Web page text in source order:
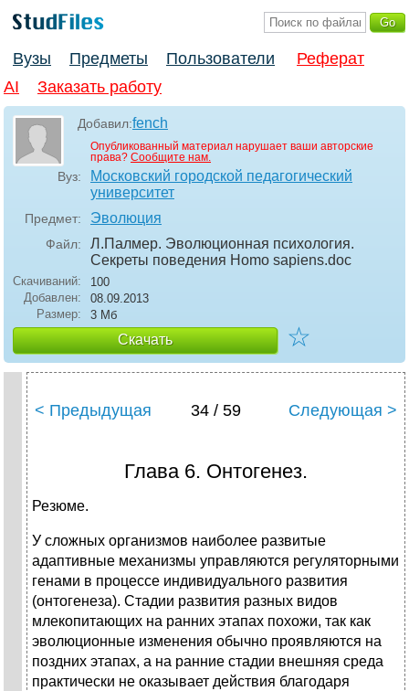
Вузы Предметы Пользователи
Реферат
AI
Заказать работу
Добавил:fench
Опубликованный материал нарушает ваши авторские
права? Сообщите нам.
Вуз:
Московский городской педагогический
университет
Предмет: Эволюция
Файл:
Л.Палмер. Эволюционная психология.
Секреты поведения Homo sapiens.doc
Скачиваний:
100
Добавлен:
08.09.2013
Размер:
3 Мб
Скачать ☆
< Предыдущая 34 / 59 Следующая >
Глава 6. Онтогенез.
Резюме.
У сложных организмов наиболее развитые
адаптивные механизмы управляются регуляторными
генами в процессе индивидуального развития
(онтогенеза). Стадии развития разных видов
млекопитающих на ранних этапах похожи, так как
эволюционные изменения обычно проявляются на
поздних этапах, а на ранние стадии внешняя среда
практически не оказывает действия благодаря